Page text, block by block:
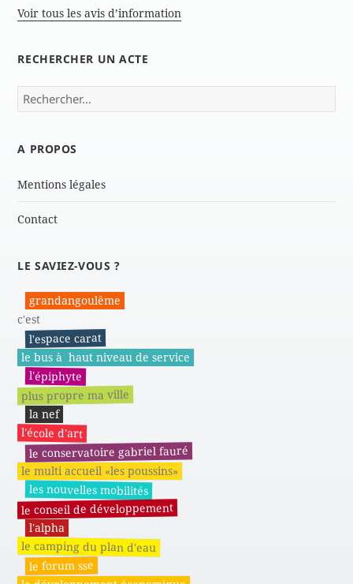
Voir tous les avis d’information
RECHERCHER UN ACTE
Rechercher :
A PROPOS
Mentions légales
Contact
LE SAVIEZ-VOUS ?
grandangoulême
c'est
l'espace carat
le bus à haut niveau de service
l'épiphyte
plus propre ma ville
la nef
l'école d'art
le conservatoire gabriel fauré
le multi accueil «les poussins»
les nouvelles mobilités
le conseil de développement
l'alpha
le camping du plan d'eau
le forum sse